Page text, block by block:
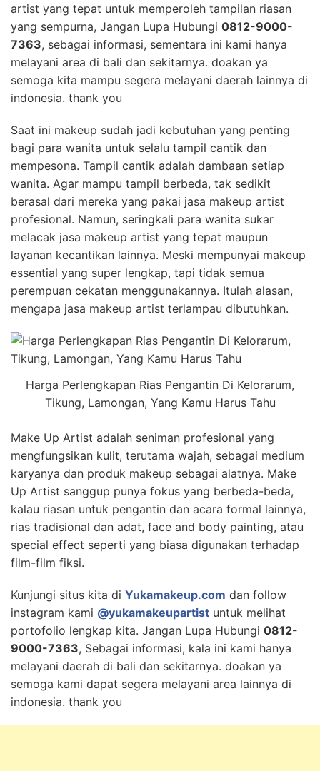
artist yang tepat untuk memperoleh tampilan riasan
yang sempurna, Jangan Lupa Hubungi 0812-9000-
7363, sebagai informasi, sementara ini kami hanya
melayani area di bali dan sekitarnya. doakan ya
semoga kita mampu segera melayani daerah lainnya di
indonesia. thank you
Saat ini makeup sudah jadi kebutuhan yang penting
bagi para wanita untuk selalu tampil cantik dan
mempesona. Tampil cantik adalah dambaan setiap
wanita. Agar mampu tampil berbeda, tak sedikit
berasal dari mereka yang pakai jasa makeup artist
profesional. Namun, seringkali para wanita sukar
melacak jasa makeup artist yang tepat maupun
layanan kecantikan lainnya. Meski mempunyai makeup
essential yang super lengkap, tapi tidak semua
perempuan cekatan menggunakannya. Itulah alasan,
mengapa jasa makeup artist terlampau dibutuhkan.
Harga Perlengkapan Rias Pengantin Di Kelorarum,
Tikung, Lamongan, Yang Kamu Harus Tahu
Make Up Artist adalah seniman profesional yang
mengfungsikan kulit, terutama wajah, sebagai medium
karyanya dan produk makeup sebagai alatnya. Make
Up Artist sanggup punya fokus yang berbeda-beda,
kalau riasan untuk pengantin dan acara formal lainnya,
rias tradisional dan adat, face and body painting, atau
special effect seperti yang biasa digunakan terhadap
film-film fiksi.
Kunjungi situs kita di Yukamakeup.com dan follow
instagram kami @yukamakeupartist untuk melihat
portofolio lengkap kita. Jangan Lupa Hubungi 0812-
9000-7363, Sebagai informasi, kala ini kami hanya
melayani daerah di bali dan sekitarnya. doakan ya
semoga kami dapat segera melayani area lainnya di
indonesia. thank you